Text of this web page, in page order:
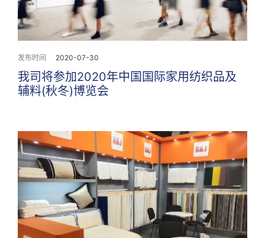
发布时间 2020-07-30
我司将参加2020年中国国际家用纺织品及
辅料(秋冬)博览会